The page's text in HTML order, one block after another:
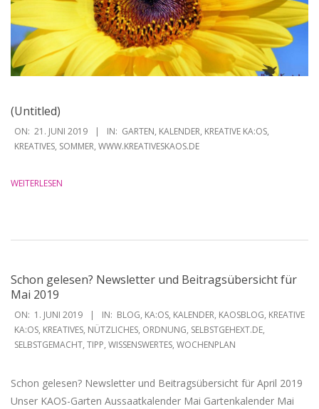
(Untitled)
2019-
06-
ON: 21. JUNI 2019 IN: GARTEN, KALENDER, KREATIVE KA:OS,
KREATIVES, SOMMER, WWW.KREATIVESKAOS.DE
WEITERLESEN
Schon gelesen? Newsletter und Beitragsübersicht für
Mai 2019
2019-
06-
01
ON: 1. JUNI 2019 IN: BLOG, KA:OS, KALENDER, KAOSBLOG, KREATIVE
KA:OS, KREATIVES, NÜTZLICHES, ORDNUNG, SELBSTGEHEXT.DE,
SELBSTGEMACHT, TIPP, WISSENSWERTES, WOCHENPLAN
Schon gelesen? Newsletter und Beitragsübersicht für April 2019
Unser KAOS-Garten Aussaatkalender Mai Gartenkalender Mai